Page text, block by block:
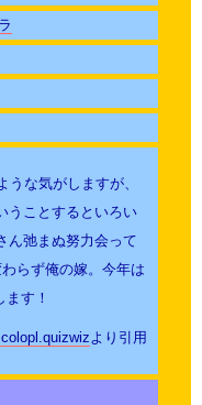
な気がしますが、
うことするといろい
ん弛まぬ努力会って
らず俺の嫁。今年は
す！
より引用